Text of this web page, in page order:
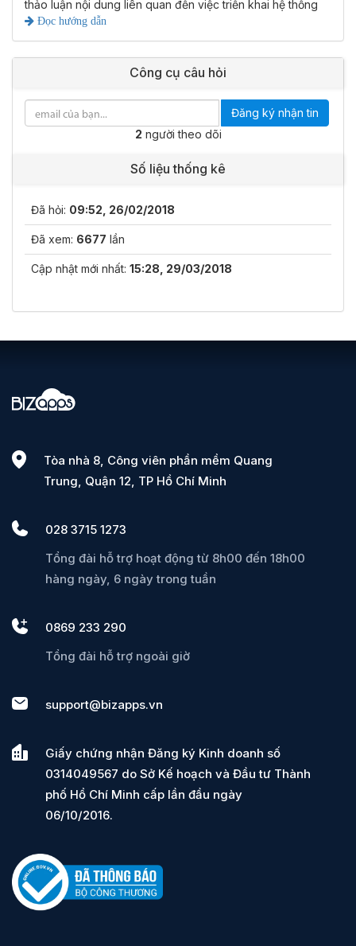
thảo luận nội dung liên quan đến việc triển khai hệ thống
Đọc hướng dẫn
Công cụ câu hỏi
Đăng ký nhận tin
2 người theo dõi
Số liệu thống kê
Đã hỏi: 09:52, 26/02/2018
Đã xem: 6677 lần
Cập nhật mới nhất: 15:28, 29/03/2018
Tòa nhà 8, Công viên phần mềm Quang
Trung, Quận 12, TP Hồ Chí Minh
028 3715 1273
Tổng đài hỗ trợ hoạt động từ 8h00 đến 18h00
hàng ngày, 6 ngày trong tuần
0869 233 290
Tổng đài hỗ trợ ngoài giờ
support@bizapps.vn
Giấy chứng nhận Đăng ký Kinh doanh số
0314049567 do Sở Kế hoạch và Đầu tư Thành
phố Hồ Chí Minh cấp lần đầu ngày
06/10/2016.